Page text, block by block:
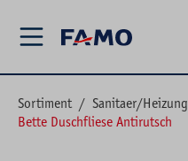
Sortiment / Sanitaer/Heizung
Bette Duschfliese Antirutsch